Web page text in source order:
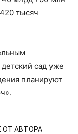
тысяч
сад уже
планируют
ОТ АВТОРА